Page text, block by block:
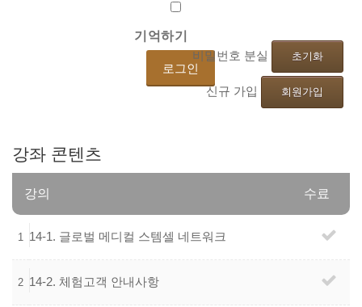
기억하기
비밀번호 분실 초기화
신규 가입 회원가입
강좌 콘텐츠
강의 수료
1 14-1. 글로벌 메디컬 스템셀 네트워크
2 14-2. 체험고객 안내사항